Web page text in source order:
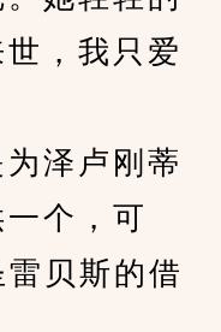
，我只爱
泽卢刚蒂
个，可
贝斯的借